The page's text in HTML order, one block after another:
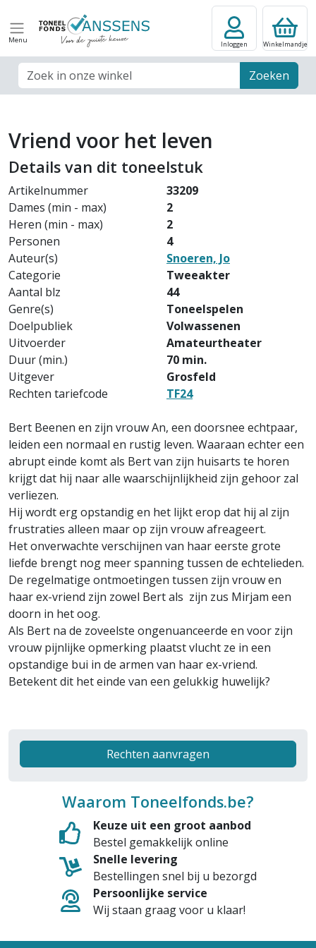
Menu
Zoek veld Zoeken
Inloggen Winkelmandje
Vriend voor het leven
Details van dit toneelstuk
Artikelnummer
33209
Dames (min - max)
2
Heren (min - max)
2
Personen
4
Auteur(s)
Snoeren, Jo
Categorie
Tweeakter
Aantal blz
44
Genre(s)
Toneelspelen
Doelpubliek
Volwassenen
Uitvoerder
Amateurtheater
Duur (min.)
70 min.
Uitgever
Grosfeld
Rechten tariefcode
TF24
Bert Beenen en zijn vrouw An, een doorsnee echtpaar,
leiden een normaal en rustig leven. Waaraan echter een
abrupt einde komt als Bert van zijn huisarts te horen
krijgt dat hij naar alle waarschijnlijkheid zijn gehoor zal
verliezen.
Hij wordt erg opstandig en het lijkt erop dat hij al zijn
frustraties alleen maar op zijn vrouw afreageert.
Het onverwachte verschijnen van haar eerste grote
liefde brengt nog meer spanning tussen de echtelieden.
De regelmatige ontmoetingen tussen zijn vrouw en
haar ex-vriend zijn zowel Bert als zijn zus Mirjam een
doorn in het oog.
Als Bert na de zoveelste ongenuanceerde en voor zijn
vrouw pijnlijke opmerking plaatst vlucht ze in een
opstandige bui in de armen van haar ex-vriend.
Betekent dit het einde van een gelukkig huwelijk?
Rechten aanvragen
Waarom Toneelfonds.be?
Keuze uit een groot aanbod
Bestel gemakkelijk online
Snelle levering
Bestellingen snel bij u bezorgd
Persoonlijke service
Wij staan graag voor u klaar!